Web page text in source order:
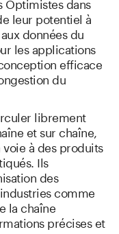
leur potentiel à
données du
les applications
efficace
du
librement
et sur chaîne,
à des produits
Ils
des
comme
la chaîne
précises et